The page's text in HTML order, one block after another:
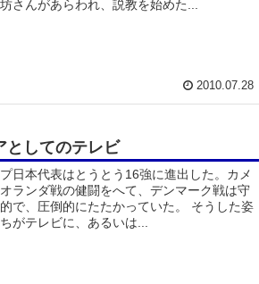
さんがあらわれ、説教を始めた...
2010.07.28
としてのテレビ
日本代表はとうとう16強に進出した。カメ
ランダ戦の健闘をへて、デンマーク戦は守
で、圧倒的にたたかっていた。 そうした姿
がテレビに、あるいは...